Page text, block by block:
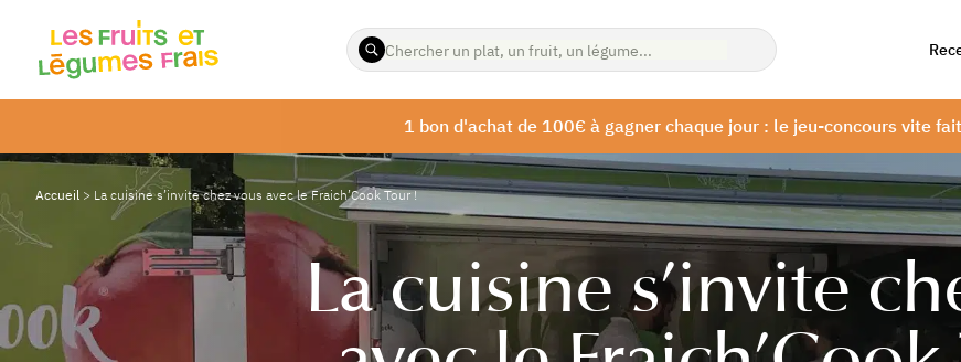
ENTREZ
LES
RECHERCHER1 bon d'achat de 100€ à gagner chaque jour : le jeu-concours vite
Accueil > La cuisine s’invite chez vous avec le Fraich’Cook Tour !
La cuisine s’invite